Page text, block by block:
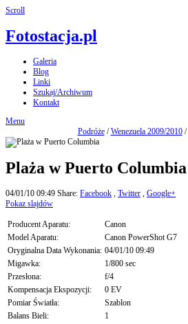
Scroll
Fotostacja.pl
Galeria
Blog
Linki
Szukaj/Archiwum
Kontakt
Menu
Podróże/Wenezuela 2009/2010/
Plaża w Puerto Columbia
04/01/10 09:49 Share: Facebook , Twitter , Google+
Pokaz slajdów
Producent Aparatu:
Canon
Model Aparatu:
Canon PowerShot G7
Oryginalna Data Wykonania: 04/01/10 09:49
Migawka:
1/800 sec
Przesłona:
f/4
Kompensacja Ekspozycji:
0 EV
Pomiar Światła:
Szablon
Balans Bieli:
1